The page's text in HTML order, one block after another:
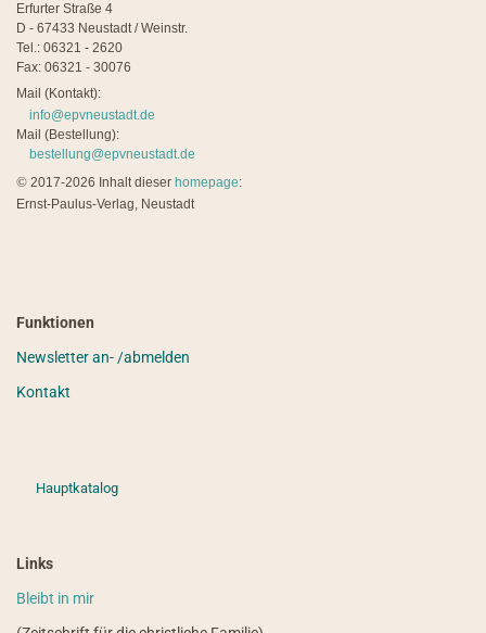
Erfurter Straße 4
D - 67433 Neustadt / Weinstr.
Tel.: 06321 - 2620
Fax: 06321 - 30076
Mail (Kontakt):
info@epvneustadt.de
Mail (Bestellung):
bestellung@epvneustadt.de
© 2017-2026 Inhalt dieser homepage:
Ernst-Paulus-Verlag, Neustadt
Funktionen
Newsletter an- /abmelden
Kontakt
Hauptkatalog
Links
Bleibt in mir